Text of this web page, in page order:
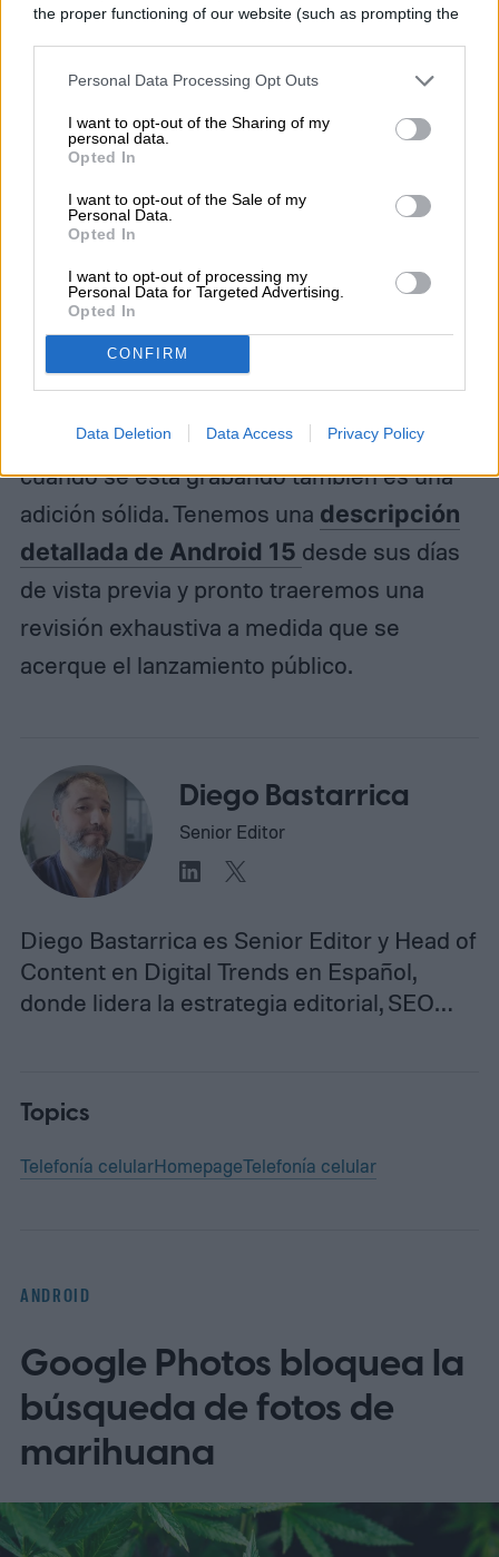
the proper functioning of our website (such as prompting the
Personal Data Processing Opt Outs
I want to opt-out of the Sharing of my
personal data.
Opted In
I want to opt-out of the Sale of my
Personal Data.
Opted In
I want to opt-out of processing my
Personal Data for Targeted Advertising.
Opted In
CONFIRM
Data Deletion Data Access Privacy Policy
La capacidad de una aplicación para marcar
cuando se está grabando también es una
adición sólida. Tenemos una descripción
detallada de Android 15 desde sus días
de vista previa y pronto traeremos una
revisión exhaustiva a medida que se
acerque el lanzamiento público.
Diego Bastarrica
Senior Editor
Diego Bastarrica es Senior Editor y Head of
Content en Digital Trends en Español,
donde lidera la estrategia editorial, SEO…
Topics
Telefonía celularHomepageTelefonía celular
ANDROID
Google Photos bloquea la
búsqueda de fotos de
marihuana